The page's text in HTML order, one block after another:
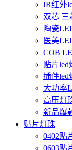
IR红外
双芯 三
陶瓷
医美
COB
贴片led
插件led
大功率
高压灯
新品爆
贴片灯珠
0402贴
0603贴